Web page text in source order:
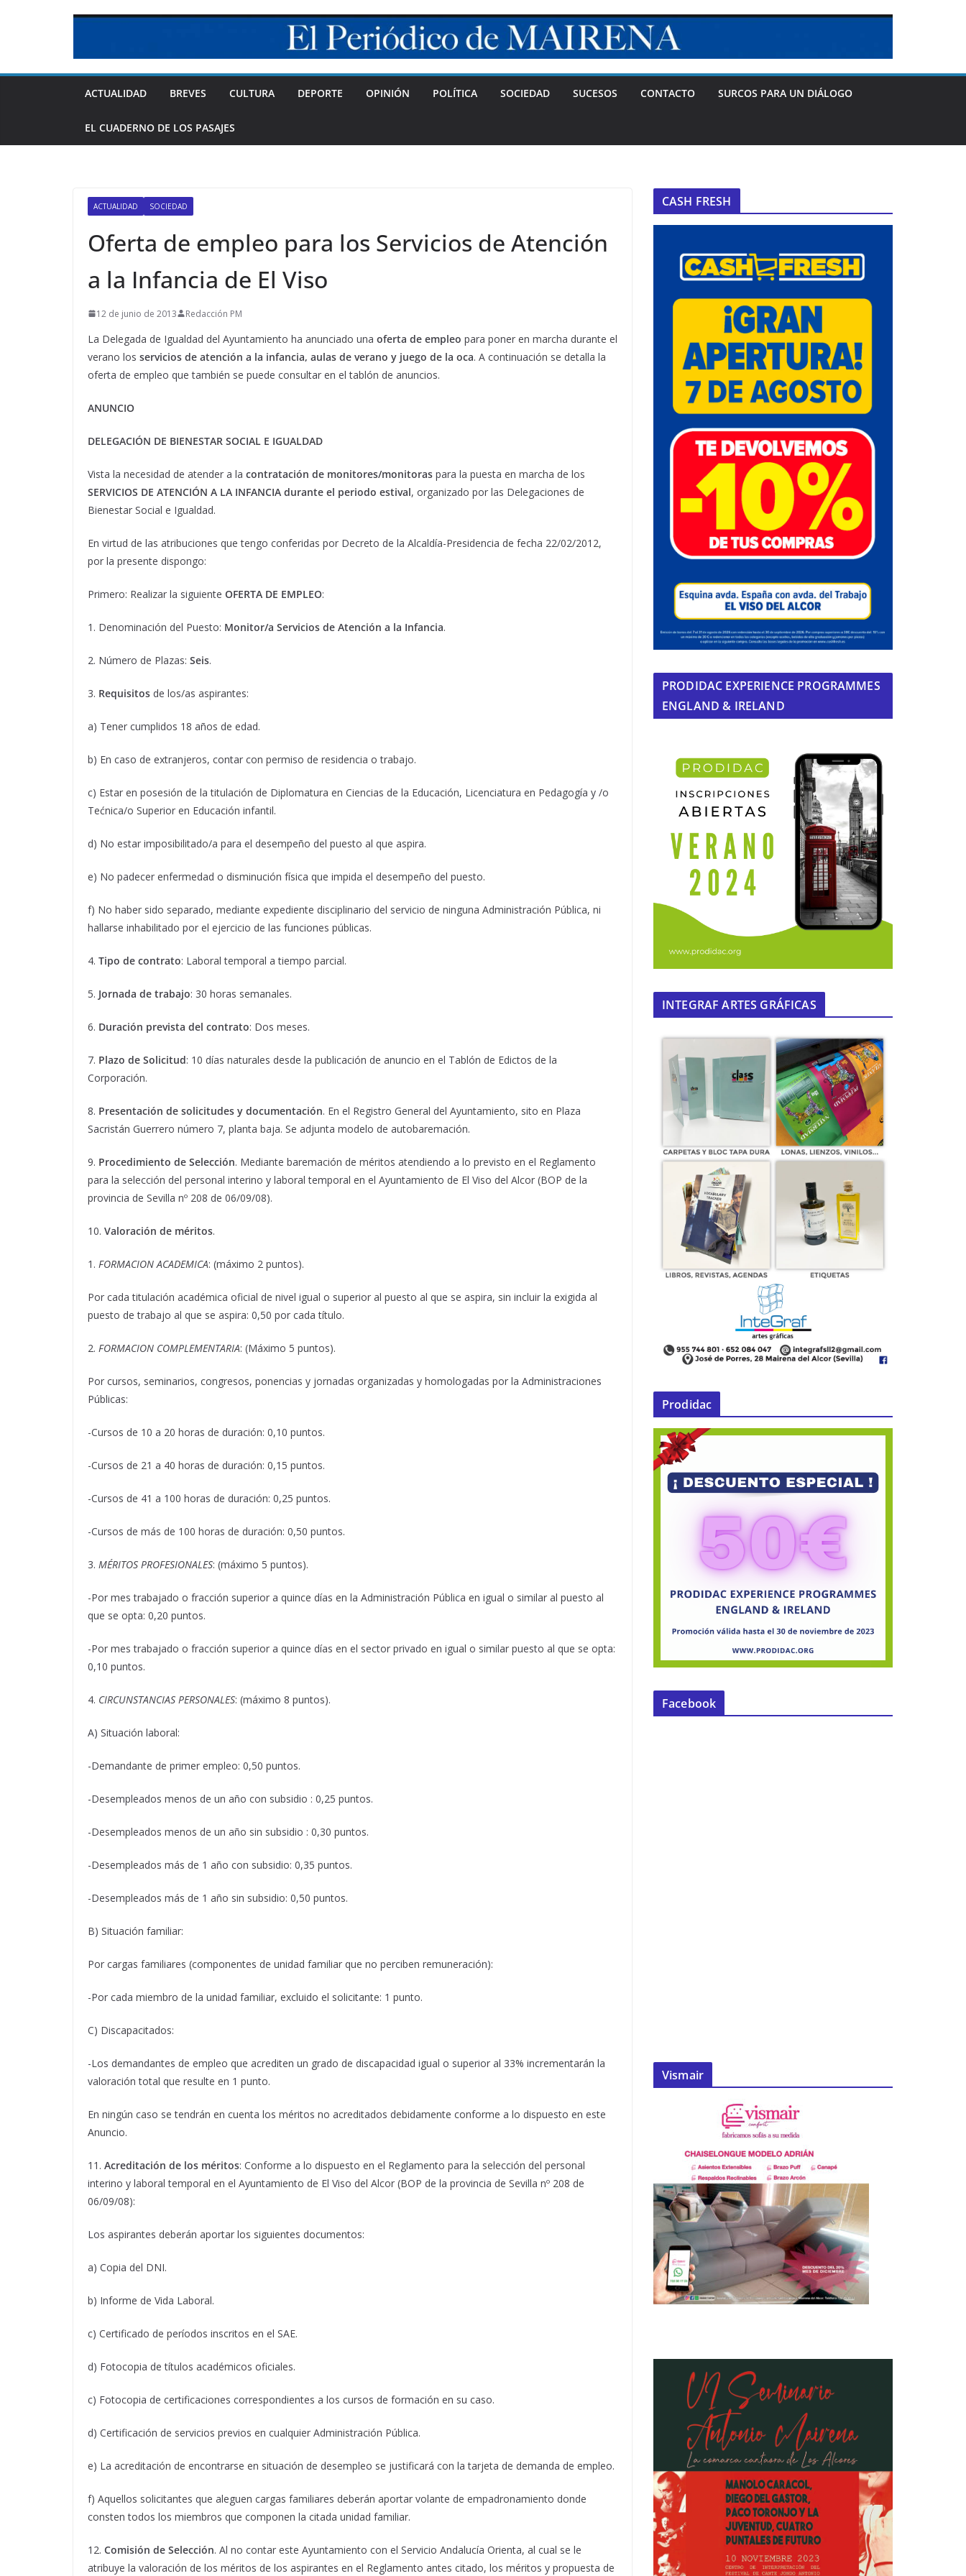
ACTUALIDAD BREVES CULTURA DEPORTE OPINIÓN POLÍTICA SOCIEDAD SUCESOS CONTACTO SURCOS PARA UN DIÁLOGO
EL CUADERNO DE LOS PASAJES
ACTUALIDAD SOCIEDAD
Oferta de empleo para los Servicios de Atención
a la Infancia de El Viso
12 de junio de 2013 Redacción PM
La Delegada de Igualdad del Ayuntamiento ha anunciado una oferta de empleo para poner en marcha durante el
verano los servicios de atención a la infancia, aulas de verano y juego de la oca. A continuación se detalla la
oferta de empleo que también se puede consultar en el tablón de anuncios.
ANUNCIO
DELEGACIÓN DE BIENESTAR SOCIAL E IGUALDAD
Vista la necesidad de atender a la contratación de monitores/monitoras para la puesta en marcha de los
SERVICIOS DE ATENCIÓN A LA INFANCIA durante el periodo estival, organizado por las Delegaciones de
Bienestar Social e Igualdad.
En virtud de las atribuciones que tengo conferidas por Decreto de la Alcaldía-Presidencia de fecha 22/02/2012,
por la presente dispongo:
Primero: Realizar la siguiente OFERTA DE EMPLEO:
1. Denominación del Puesto: Monitor/a Servicios de Atención a la Infancia.
2. Número de Plazas: Seis.
3. Requisitos de los/as aspirantes:
a) Tener cumplidos 18 años de edad.
b) En caso de extranjeros, contar con permiso de residencia o trabajo.
c) Estar en posesión de la titulación de Diplomatura en Ciencias de la Educación, Licenciatura en Pedagogía y /o
Tećnica/o Superior en Educación infantil.
d) No estar imposibilitado/a para el desempeño del puesto al que aspira.
e) No padecer enfermedad o disminución física que impida el desempeño del puesto.
f) No haber sido separado, mediante expediente disciplinario del servicio de ninguna Administración Pública, ni
hallarse inhabilitado por el ejercicio de las funciones públicas.
4. Tipo de contrato: Laboral temporal a tiempo parcial.
5. Jornada de trabajo: 30 horas semanales.
6. Duración prevista del contrato: Dos meses.
7. Plazo de Solicitud: 10 días naturales desde la publicación de anuncio en el Tablón de Edictos de la
Corporación.
8. Presentación de solicitudes y documentación. En el Registro General del Ayuntamiento, sito en Plaza
Sacristán Guerrero número 7, planta baja. Se adjunta modelo de autobaremación.
9. Procedimiento de Selección. Mediante baremación de méritos atendiendo a lo previsto en el Reglamento
para la selección del personal interino y laboral temporal en el Ayuntamiento de El Viso del Alcor (BOP de la
provincia de Sevilla nº 208 de 06/09/08).
10. Valoración de méritos.
1. FORMACION ACADEMICA: (máximo 2 puntos).
Por cada titulación académica oficial de nivel igual o superior al puesto al que se aspira, sin incluir la exigida al
puesto de trabajo al que se aspira: 0,50 por cada título.
2. FORMACION COMPLEMENTARIA: (Máximo 5 puntos).
Por cursos, seminarios, congresos, ponencias y jornadas organizadas y homologadas por la Administraciones
Públicas:
-Cursos de 10 a 20 horas de duración: 0,10 puntos.
-Cursos de 21 a 40 horas de duración: 0,15 puntos.
-Cursos de 41 a 100 horas de duración: 0,25 puntos.
-Cursos de más de 100 horas de duración: 0,50 puntos.
3. MÉRITOS PROFESIONALES: (máximo 5 puntos).
-Por mes trabajado o fracción superior a quince días en la Administración Pública en igual o similar al puesto al
que se opta: 0,20 puntos.
-Por mes trabajado o fracción superior a quince días en el sector privado en igual o similar puesto al que se opta:
0,10 puntos.
4. CIRCUNSTANCIAS PERSONALES: (máximo 8 puntos).
A) Situación laboral:
-Demandante de primer empleo: 0,50 puntos.
-Desempleados menos de un año con subsidio : 0,25 puntos.
-Desempleados menos de un año sin subsidio : 0,30 puntos.
-Desempleados más de 1 año con subsidio: 0,35 puntos.
-Desempleados más de 1 año sin subsidio: 0,50 puntos.
B) Situación familiar:
Por cargas familiares (componentes de unidad familiar que no perciben remuneración):
-Por cada miembro de la unidad familiar, excluido el solicitante: 1 punto.
C) Discapacitados:
-Los demandantes de empleo que acrediten un grado de discapacidad igual o superior al 33% incrementarán la
valoración total que resulte en 1 punto.
En ningún caso se tendrán en cuenta los méritos no acreditados debidamente conforme a lo dispuesto en este
Anuncio.
11. Acreditación de los méritos: Conforme a lo dispuesto en el Reglamento para la selección del personal
interino y laboral temporal en el Ayuntamiento de El Viso del Alcor (BOP de la provincia de Sevilla nº 208 de
06/09/08):
Los aspirantes deberán aportar los siguientes documentos:
a) Copia del DNI.
b) Informe de Vida Laboral.
c) Certificado de períodos inscritos en el SAE.
d) Fotocopia de títulos académicos oficiales.
c) Fotocopia de certificaciones correspondientes a los cursos de formación en su caso.
d) Certificación de servicios previos en cualquier Administración Pública.
e) La acreditación de encontrarse en situación de desempleo se justificará con la tarjeta de demanda de empleo.
f) Aquellos solicitantes que aleguen cargas familiares deberán aportar volante de empadronamiento donde
consten todos los miembros que componen la citada unidad familiar.
12. Comisión de Selección. Al no contar este Ayuntamiento con el Servicio Andalucía Orienta, al cual se le
atribuye la valoración de los méritos de los aspirantes en el Reglamento antes citado, los méritos y propuesta de
CASH FRESH
PRODIDAC EXPERIENCE PROGRAMMES
ENGLAND & IRELAND
INTEGRAF ARTES GRÁFICAS
Prodidac
Facebook
Vismair